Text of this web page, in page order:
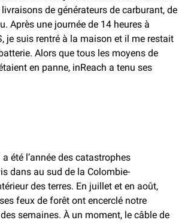
de générateurs de carburant, de
Après une journée de 14 heures à
je suis rentré à la maison et il me restait
Alors que tous les moyens de
en panne, inReach a tenu ses
été l’année des catastrophes
dans au sud de la Colombie-
des terres. En juillet et en août,
feux de forêt ont encerclé notre
semaines. À un moment, le câble de